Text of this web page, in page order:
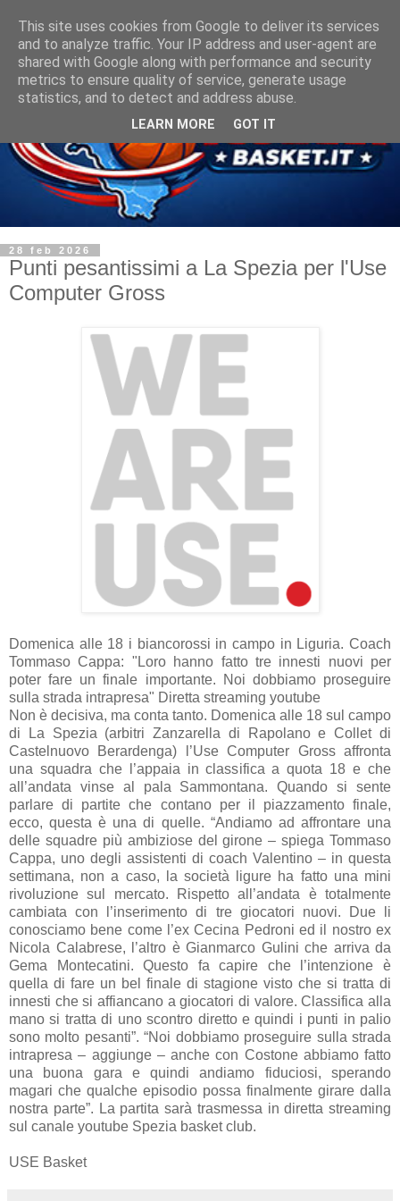
28 feb 2026
Punti pesantissimi a La Spezia per l'Use
Computer Gross
Domenica alle 18 i biancorossi in campo in Liguria. Coach
Tommaso Cappa: "Loro hanno fatto tre innesti nuovi per
poter fare un finale importante. Noi dobbiamo proseguire
sulla strada intrapresa" Diretta streaming youtube
Non è decisiva, ma conta tanto. Domenica alle 18 sul campo
di La Spezia (arbitri Zanzarella di Rapolano e Collet di
Castelnuovo Berardenga) l’Use Computer Gross affronta
una squadra che l’appaia in classifica a quota 18 e che
all’andata vinse al pala Sammontana. Quando si sente
parlare di partite che contano per il piazzamento finale,
ecco, questa è una di quelle. “Andiamo ad affrontare una
delle squadre più ambiziose del girone – spiega Tommaso
Cappa, uno degli assistenti di coach Valentino – in questa
settimana, non a caso, la società ligure ha fatto una mini
rivoluzione sul mercato. Rispetto all’andata è totalmente
cambiata con l’inserimento di tre giocatori nuovi. Due li
conosciamo bene come l’ex Cecina Pedroni ed il nostro ex
Nicola Calabrese, l’altro è Gianmarco Gulini che arriva da
Gema Montecatini. Questo fa capire che l’intenzione è
quella di fare un bel finale di stagione visto che si tratta di
innesti che si affiancano a giocatori di valore. Classifica alla
mano si tratta di uno scontro diretto e quindi i punti in palio
sono molto pesanti”. “Noi dobbiamo proseguire sulla strada
intrapresa – aggiunge – anche con Costone abbiamo fatto
una buona gara e quindi andiamo fiduciosi, sperando
magari che qualche episodio possa finalmente girare dalla
nostra parte”. La partita sarà trasmessa in diretta streaming
sul canale youtube Spezia basket club.
USE Basket
This site uses cookies from Google to deliver its services
and to analyze traffic. Your IP address and user-agent are
shared with Google along with performance and security
metrics to ensure quality of service, generate usage
statistics, and to detect and address abuse.
LEARN MORE GOT IT